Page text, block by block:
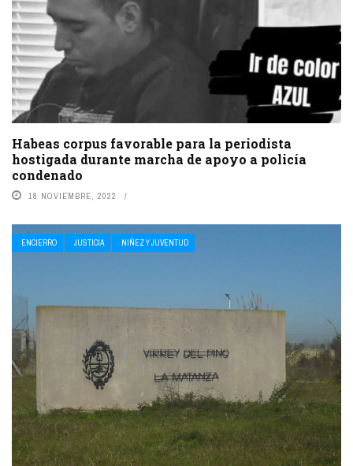
Habeas corpus favorable para la periodista
hostigada durante marcha de apoyo a policía
condenado
18 NOVIEMBRE, 2022
ENCIERRO JUSTICIA NIÑEZ Y JUVENTUD